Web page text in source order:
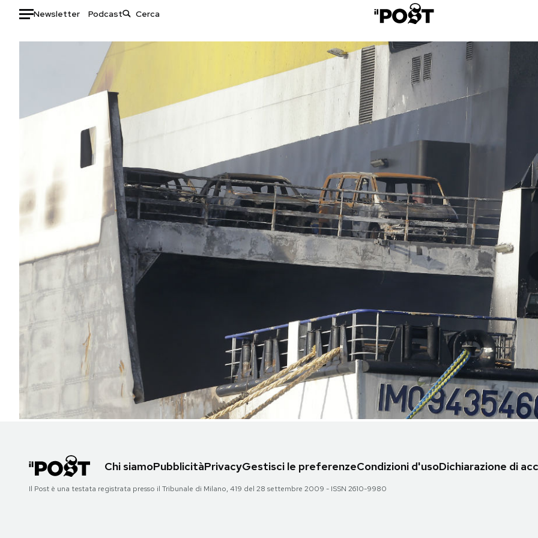
Newsletter Podcast
Auto
Italia
Politica
Tecnologia
Internet
Scienza
Economia
Ok Boomer!
Media
Europa
Altrecose
Mondiali calcio 2026
PODCAST
NEWSLETTER
I MIEI PREFERITI
SHOP
AREA PERSONALE
Chi siamoPubblicitàPrivacyGestisci le preferenzeCondizioni d'usoDichiarazione di
Il Post è una testata registrata presso il Tribunale di Milano, 419 del 28 settembre 2009 - ISSN 2610-9980